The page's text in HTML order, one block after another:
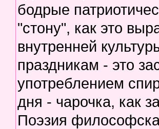
бодрые
"стону", как это
внутренней
праздникам - это
употреблением
дня - чарочка, как
Поэзия